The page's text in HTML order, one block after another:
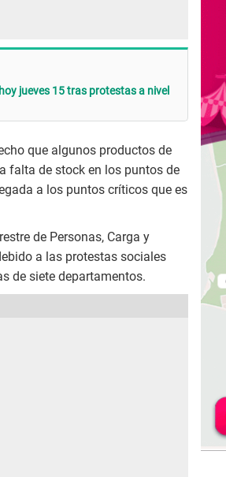
jueves 15 tras protestas a nivel
que algunos productos de
falta de stock en los puntos de
a los puntos críticos que es
de Personas, Carga y
a las protestas sociales
de siete departamentos.